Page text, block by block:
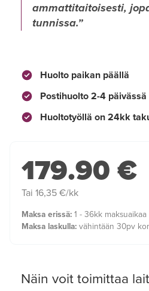
ammattitaitoisesti,
tunnissa.
Huolto paikan päällä
Postihuolto 2-4 päivässä
Huoltotyöllä on 24kk
179.90 €
Tai 16,35 €/kk
Maksa erissä: 1 - 36kk maksuaikaa
Maksa laskulla: vähintään 30pv
Näin voit toimittaa